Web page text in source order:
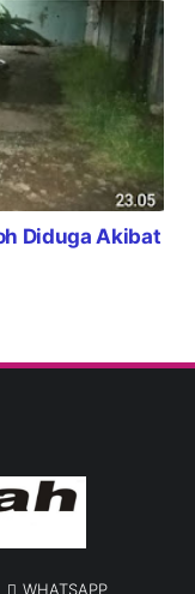
Diduga Akibat
WHATSAPP